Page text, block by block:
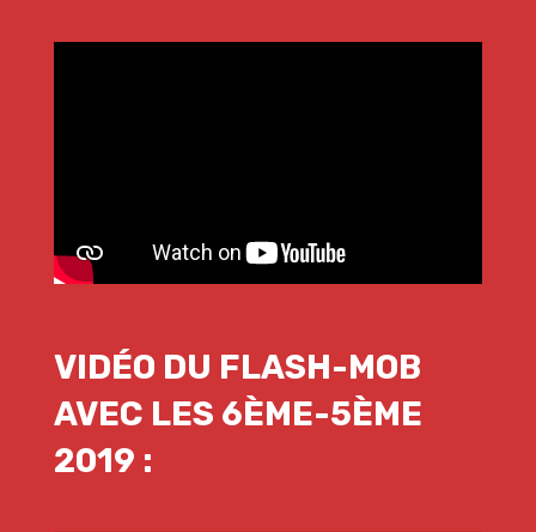
VIDÉO DU FLASH-MOB
AVEC LES 6ÈME-5ÈME
2019 :